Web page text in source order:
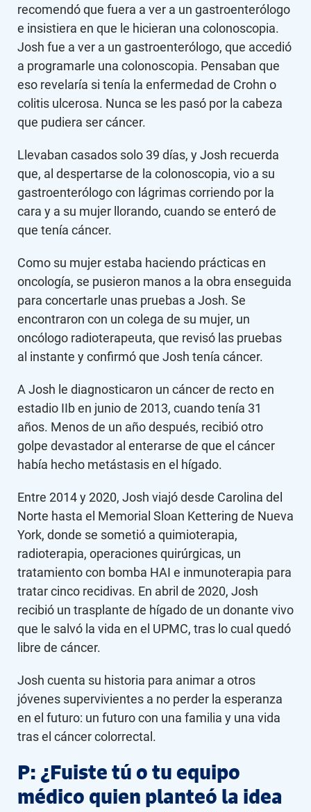
recomendó que fuera a ver a un gastroenterólogo
e insistiera en que le hicieran una colonoscopia.
Josh fue a ver a un gastroenterólogo, que accedió
a programarle una colonoscopia. Pensaban que
eso revelaría si tenía la enfermedad de Crohn o
colitis ulcerosa. Nunca se les pasó por la cabeza
que pudiera ser cáncer.
Llevaban casados solo 39 días, y Josh recuerda
que, al despertarse de la colonoscopia, vio a su
gastroenterólogo con lágrimas corriendo por la
cara y a su mujer llorando, cuando se enteró de
que tenía cáncer.
Como su mujer estaba haciendo prácticas en
oncología, se pusieron manos a la obra enseguida
para concertarle unas pruebas a Josh. Se
encontraron con un colega de su mujer, un
oncólogo radioterapeuta, que revisó las pruebas
al instante y confirmó que Josh tenía cáncer.
A Josh le diagnosticaron un cáncer de recto en
estadio IIb en junio de 2013, cuando tenía 31
años. Menos de un año después, recibió otro
golpe devastador al enterarse de que el cáncer
había hecho metástasis en el hígado.
Entre 2014 y 2020, Josh viajó desde Carolina del
Norte hasta el Memorial Sloan Kettering de Nueva
York, donde se sometió a quimioterapia,
radioterapia, operaciones quirúrgicas, un
tratamiento con bomba HAI e inmunoterapia para
tratar cinco recidivas. En abril de 2020, Josh
recibió un trasplante de hígado de un donante vivo
que le salvó la vida en el UPMC, tras lo cual quedó
libre de cáncer.
Josh cuenta su historia para animar a otros
jóvenes supervivientes a no perder la esperanza
en el futuro: un futuro con una familia y una vida
tras el cáncer colorrectal.
P: ¿Fuiste tú o tu equipo
médico quien planteó la idea